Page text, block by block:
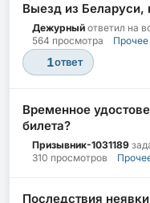
Выезд из
Дежурный ответил на
564 просмотра
Прочее
1ответ
Временное
билета?
Призывник-1031189
310 просмотров
Последствия